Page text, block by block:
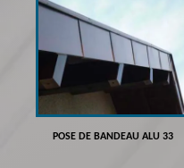
POSE DE BANDEAU ALU 33